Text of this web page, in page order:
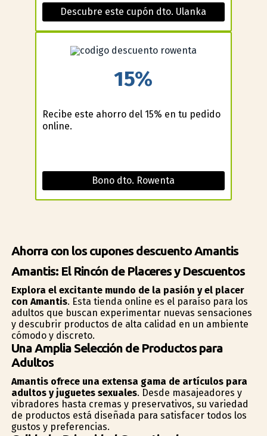
Descubre este cupón dto. Ulanka
15%
Recibe este ahorro del 15% en tu pedido
online.
Bono dto. Rowenta
Ahorra con los cupones descuento Amantis
Amantis: El Rincón de Placeres y Descuentos
Explora el excitante mundo de la pasión y el placer
con Amantis. Esta tienda online es el paraíso para los
adultos que buscan experimentar nuevas sensaciones
y descubrir productos de alta calidad en un ambiente
cómodo y discreto.
Una Amplia Selección de Productos para
Adultos
Amantis ofrece una extensa gama de artículos para
adultos y juguetes sexuales. Desde masajeadores y
vibradores hasta cremas y preservativos, su variedad
de productos está diseñada para satisfacer todos los
gustos y preferencias.